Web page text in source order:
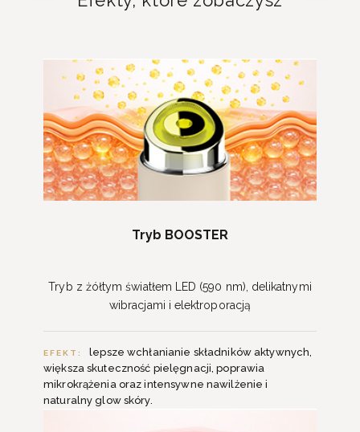
Tryb BOOSTER
Tryb z żółtym światłem LED (590 nm), delikatnymi
wibracjami i elektroporacją
EFEKT:
lepsze wchłanianie składników aktywnych,
większa skuteczność pielęgnacji, poprawia
mikrokrążenia oraz intensywne nawilżenie i
naturalny glow skóry.